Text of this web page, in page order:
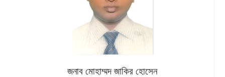
জনাব মোহাম্মদ জাকির হোসেন